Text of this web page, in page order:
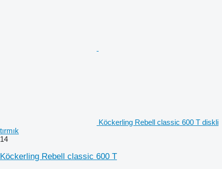
Köckerling Rebell classic 600 T diskli
tırmık
14
Köckerling Rebell classic 600 T